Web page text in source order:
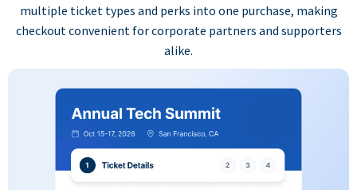
multiple ticket types and perks into one purchase, making
checkout convenient for corporate partners and supporters
alike.